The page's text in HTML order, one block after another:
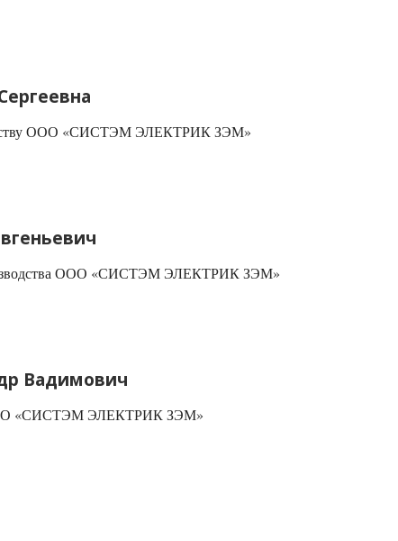
ООО «СИСТЭМ ЭЛЕКТРИК ЗЭМ»
ООО «СИСТЭМ ЭЛЕКТРИК ЗЭМ»
Вадимович
«СИСТЭМ ЭЛЕКТРИК ЗЭМ»